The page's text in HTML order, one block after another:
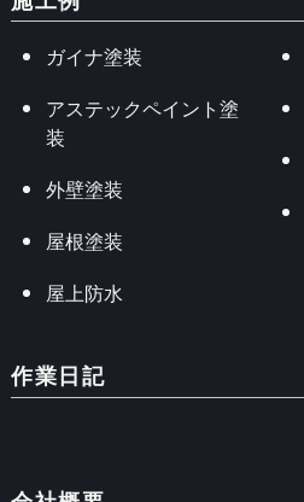
ガイナ塗装
アステックペイント塗
装
外壁塗装
屋根塗装
屋上防水
作業日記